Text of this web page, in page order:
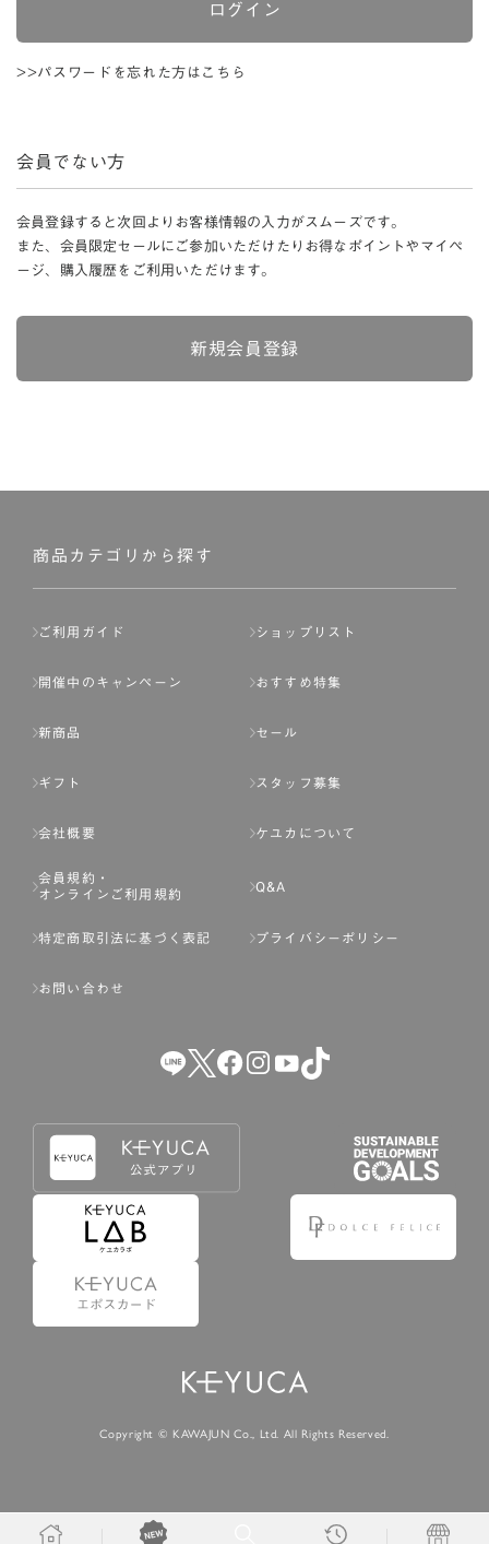
ログイン
>>パスワードを忘れた方はこちら
会員でない方
会員登録すると次回よりお客様情報の入力がスムーズです。
また、会員限定セールにご参加いただけたりお得なポイントやマイペ
ージ、購入履歴をご利用いただけます。
新規会員登録
商品カテゴリから探す
ご利用ガイド ショップリスト
開催中のキャンペーン おすすめ特集
新商品 セール
ギフト スタッフ募集
会社概要 ケユカについて
会員規約・
オンラインご利用規約
Q&A
特定商取引法に基づく表記 プライバシーポリシー
お問い合わせ
Copyright © KAWAJUN Co., Ltd. All Rights Reserved.